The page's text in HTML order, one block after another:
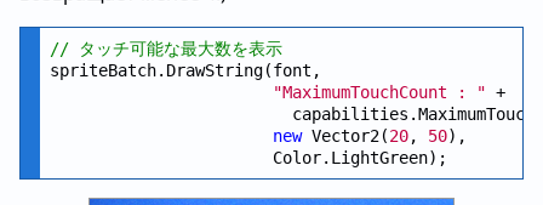
// タッチ可能な最大数を表示
spriteBatch.DrawString(font,
"MaximumTouchCount : " +
new Vector2(20, 50),